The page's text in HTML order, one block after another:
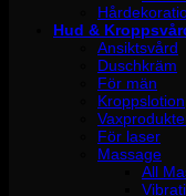
Hud &
Ansiktsvård
Duschkräm
För män
Kroppslotion
För laser
Massage
All